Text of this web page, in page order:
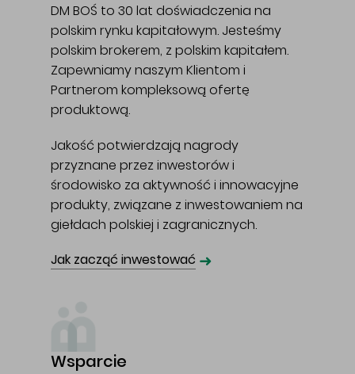
DM BOŚ to 30 lat doświadczenia na
polskim rynku kapitałowym. Jesteśmy
polskim brokerem, z polskim kapitałem.
Zapewniamy naszym Klientom i
Partnerom kompleksową ofertę
produktową.
Jakość potwierdzają nagrody
przyznane przez inwestorów i
środowisko za aktywność i innowacyjne
produkty, związane z inwestowaniem na
giełdach polskiej i zagranicznych.
Jak zacząć inwestować ➜
Wsparcie